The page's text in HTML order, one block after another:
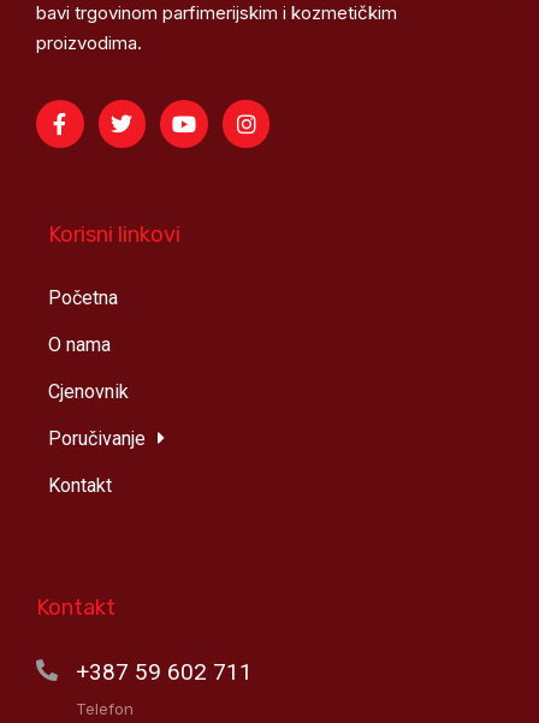
bavi trgovinom parfimerijskim i kozmetičkim
proizvodima.
Korisni linkovi
Početna
O nama
Cjenovnik
Poručivanje
Kontakt
Kontakt
+387 59 602 711
Telefon